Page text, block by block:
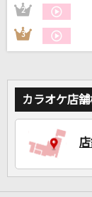
2
3
カラオケ店